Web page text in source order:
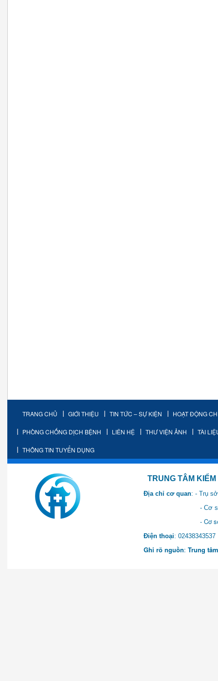
TRANG CHỦ GIỚI THIỆU TIN TỨC – SỰ KIỆN HOẠT ĐỘNG
PHÒNG CHỐNG DỊCH BỆNH LIÊN HỆ THƯ VIỆN ẢNH TÀI
THÔNG TIN TUYỂN DỤNG
TRUNG TÂM KIỂM SOÁT
Địa chỉ cơ quan: - Trụ
- Cơ sở 2: Khu Hành
- Cơ sở 3: Số 1 Ngõ 2
Điện thoại:
Ghi rõ nguồn: Trung